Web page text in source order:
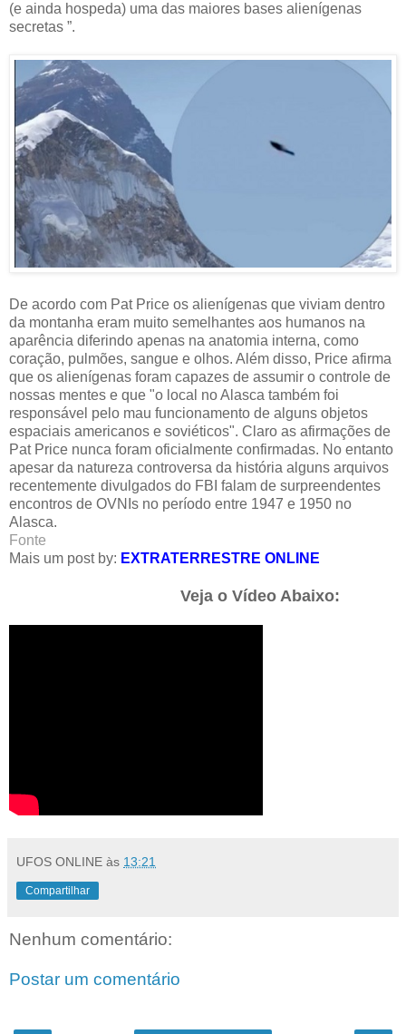
(e ainda hospeda) uma das maiores bases alienígenas
secretas ”.
De acordo com Pat Price os alienígenas que viviam dentro
da montanha eram muito semelhantes aos humanos na
aparência diferindo apenas na anatomia interna, como
coração, pulmões, sangue e olhos. Além disso, Price afirma
que os alienígenas foram capazes de assumir o controle de
nossas mentes e que "o local no Alasca também foi
responsável pelo mau funcionamento de alguns objetos
espaciais americanos e soviéticos". Claro as afirmações de
Pat Price nunca foram oficialmente confirmadas. No entanto
apesar da natureza controversa da história alguns arquivos
recentemente divulgados do FBI falam de surpreendentes
encontros de OVNIs no período entre 1947 e 1950 no
Alasca.
Fonte
Mais um post by: EXTRATERRESTRE ONLINE
Veja o Vídeo Abaixo:
UFOS ONLINE às 13:21
Compartilhar
Nenhum comentário:
Postar um comentário